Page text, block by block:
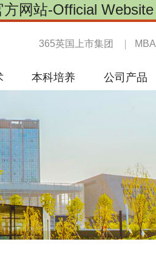
网站-Official Website
365英国上市集团 MBA
本科培养 公司产品